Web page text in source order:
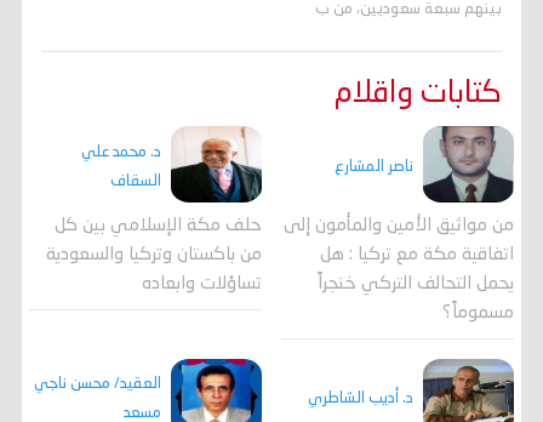
بينهم سبعة سعوديين، من ب
كتابات واقلام
ناصر المشارع
من مواثيق الأمين والمأمون إلى
اتفاقية مكة مع تركيا : هل
يحمل التحالف التركي خنجراً
مسموماً؟
د. محمد علي
السقاف
حلف مكة الإسلامي بين كل
من باكستان وتركيا والسعودية
تساؤلات وابعاده
د. أديب الشاطري
العقيد/ محسن ناجي
مسعد